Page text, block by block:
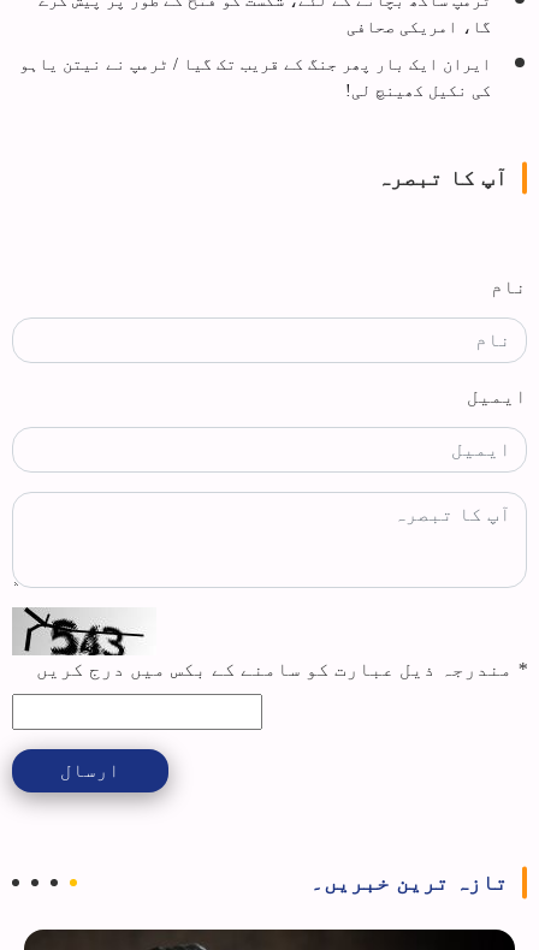
گا، امریکی صحافی
ایران ایک بار پھر جنگ کے قریب تک گیا / ٹرمپ نے نیتن یاہو
کی نکیل کھینچ لی!
آپ کا تبصرہ
نام
ایمیل
* مندرجہ ذیل عبارت کو سامنے کے بکس میں درج کریں
ارسال
تازہ ترین خبریں۔